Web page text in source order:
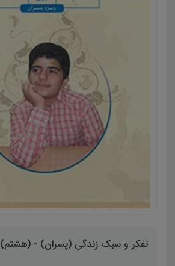
تفکر و سبک زندگی (پسران) - (هشتم)